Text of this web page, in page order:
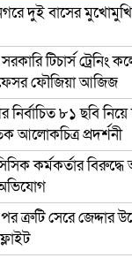
দুই বাসের
টিচার্স ট্রেনিং
ফৌজিয়া আজিজ
নির্বাচিত ৮১ ছবি নিয়ে
আলোকচিত্র প্রদর্শনী
কর্মকর্তার
অভিযোগ
ত্রুটি সেরে জেদ্দার